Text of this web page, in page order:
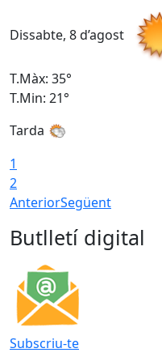
Dissabte, 8 d’agost
T.Màx: 35°
T.Min: 21°
Tarda
1
2
AnteriorSegüent
Butlletí digital
Subscriu-te